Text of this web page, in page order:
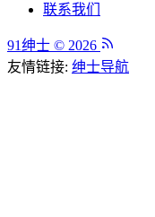
联系我们
91绅士 © 2026
友情链接: 绅士导航